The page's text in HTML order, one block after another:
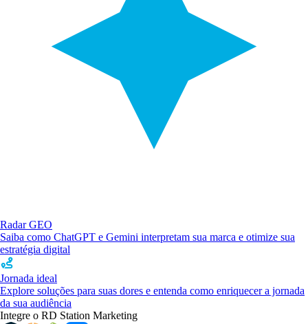
Radar GEO
Saiba como ChatGPT e Gemini interpretam sua marca e otimize sua
estratégia digital
Jornada ideal
Explore soluções para suas dores e entenda como enriquecer a jornada
da sua audiência
Integre o RD Station Marketing